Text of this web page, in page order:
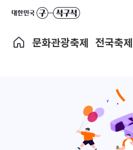
문화관광축제 전국축제